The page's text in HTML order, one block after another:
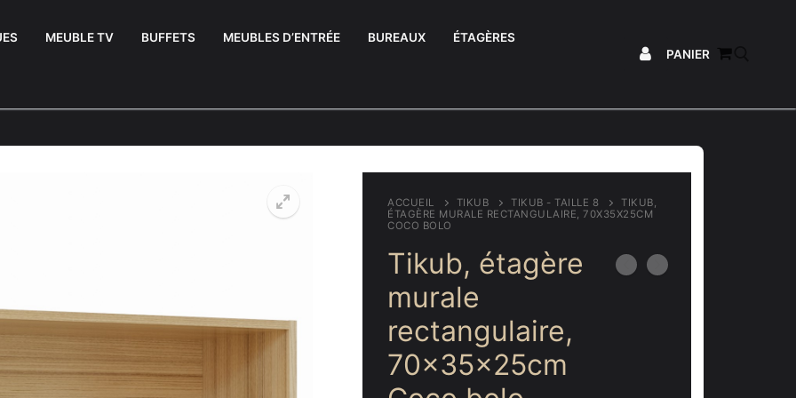
MEUBLE TV BUFFETS MEUBLES D’ENTRÉE BUREAUX ÉTAGÈRES
PANIER
ACCUEIL TIKUB TIKUB - TAILLE 8
TIKUB,
ÉTAGÈRE MURALE RECTANGULAIRE, 70X35X25CM
COCO BOLO
Tikub, étagère
murale
rectangulaire,
70x35x25cm